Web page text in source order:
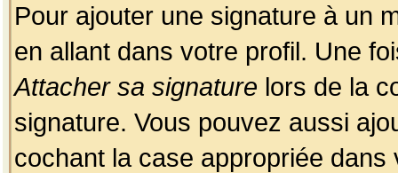
Pour ajouter une signature à un
en allant dans votre profil. Une
Attacher sa signature lors de la
signature. Vous pouvez aussi
cochant la case appropriée